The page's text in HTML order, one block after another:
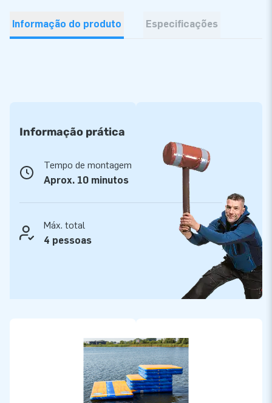
Informação do produto Especificações
Informação prática
Tempo de montagem
Aprox. 10 minutos
Máx. total
4 pessoas